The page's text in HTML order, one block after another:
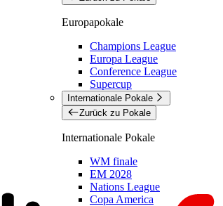
Europapokale
Champions League
Europa League
Conference League
Supercup
Internationale Pokale
Zurück zu Pokale
Internationale Pokale
WM finale
EM 2028
Nations League
Copa America